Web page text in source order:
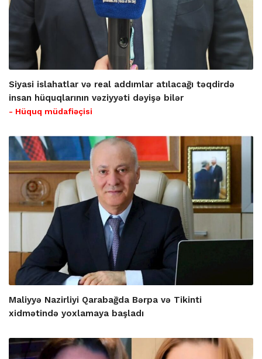
Siyasi islahatlar və real addımlar atılacağı təqdirdə
insan hüquqlarının vəziyyəti dəyişə bilər
- Hüquq müdafiəçisi
Maliyyə Nazirliyi Qarabağda Bərpa və Tikinti
xidmətində yoxlamaya başladı